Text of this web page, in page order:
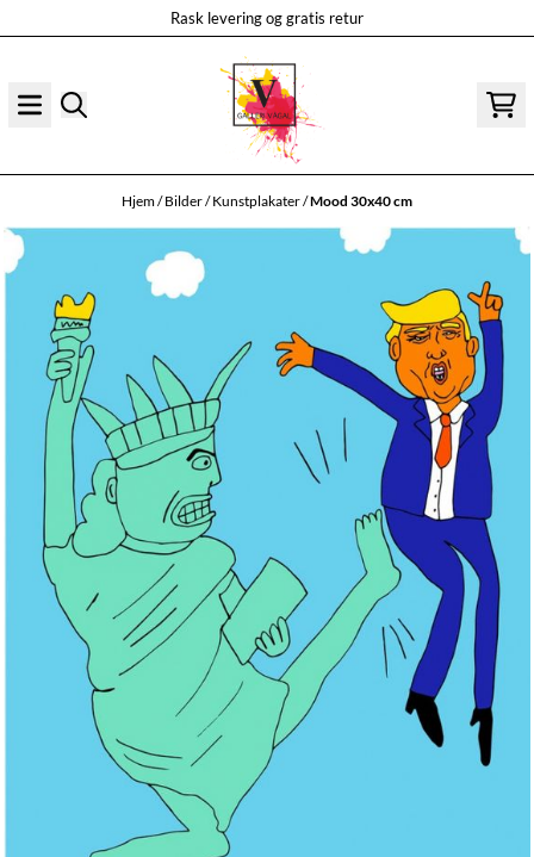
Rask levering og gratis retur
Hjem/Bilder/Kunstplakater/Mood 30x40 cm